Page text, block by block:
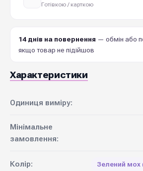
Готівкою / карткою
14 днів на повернення — обмін або
якщо товар не підійшов
Характеристики
Одиниця виміру:
Мінімальне
замовлення:
Колір: Зелений мох